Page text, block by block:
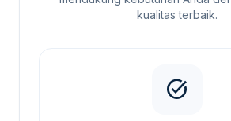
kualitas terbaik.
task_alt